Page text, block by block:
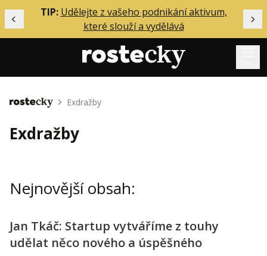
Předchozí
TIP: Udělejte z vašeho podnikání aktivum,
které slouží a vydělává
Mentoring
Solo
Inzerce
Přihlášení
Domů Exdražby
Exdražby
Nejnovější obsah:
Jan Tkáč: Startup vytváříme z touhy
udělat něco nového a úspěšného